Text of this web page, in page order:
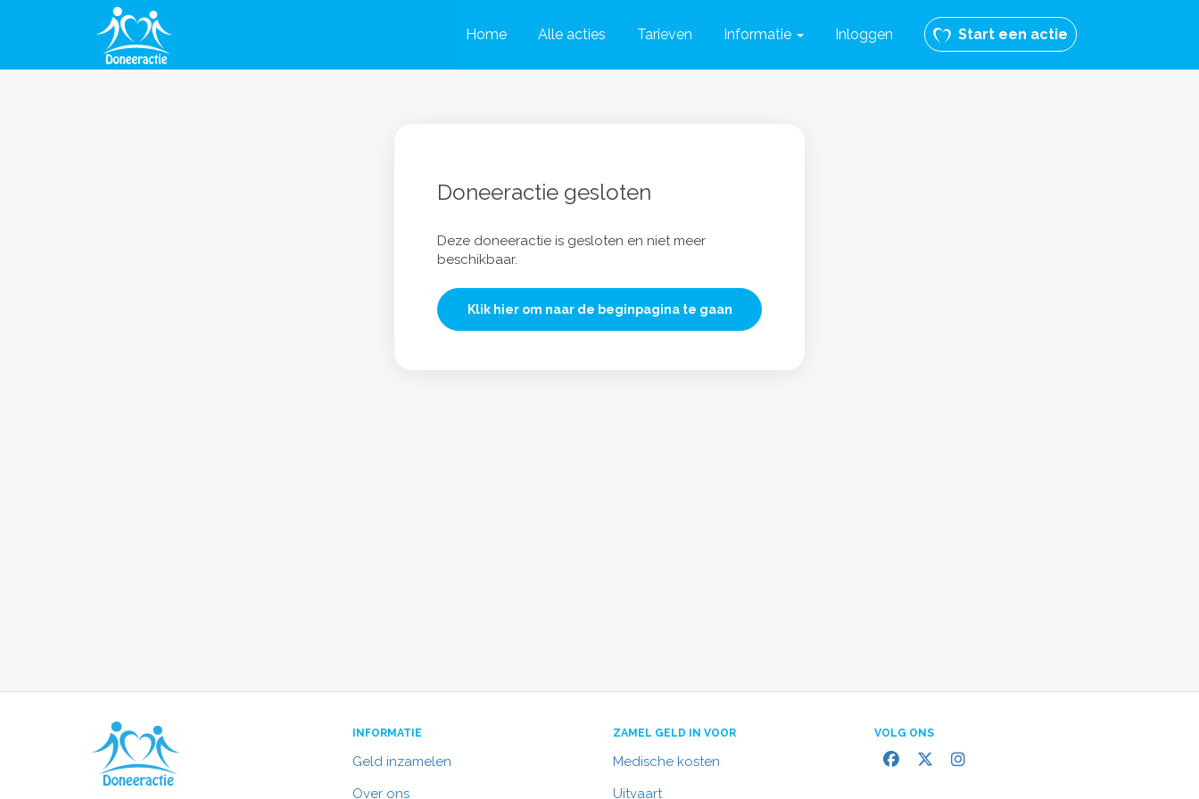
Home Alle acties Tarieven Informatie Inloggen Start een actie
Doneeractie gesloten
Deze doneeractie is gesloten en niet meer
beschikbaar.
Klik hier om naar de beginpagina te gaan
INFORMATIE
Geld inzamelen
Over ons
ZAMEL GELD IN VOOR
Medische kosten
Uitvaart
VOLG ONS